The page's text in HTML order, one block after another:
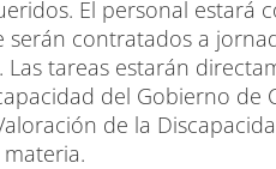
El personal estará
serán contratados a
tareas estarán
del Gobierno de
de la